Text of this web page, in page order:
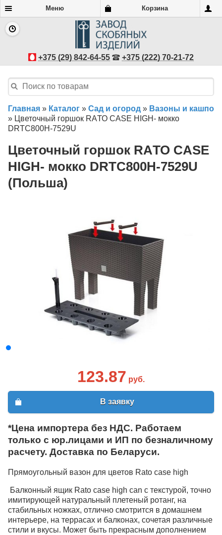
Меню Корзина
+375 (29) 842-64-55 +375 (222) 70-21-72
Главная » Каталог » Сад и огород » Вазоны и кашпо
» Цветочный горшок RAТО CASE НIGH- мокко
DRTC800H-7529U
Цветочный горшок RAТО CASE
НIGH- мокко DRTC800H-7529U
(Польша)
123.87 руб.
В заявку
*Цена импортера без НДС. Работаем
только с юр.лицами и ИП по безналичному
расчету. Доставка по Беларуси.
Прямоугольный вазон для цветов Rato case high
Балконный ящик Rato case high can с текстурой, точно
имитирующей натуральный плетеный ротанг, на
стабильных ножках, отлично смотрится в домашнем
интерьере, на террасах и балконах, сочетая различные
стили и вкусы. Может быть прекрасным дополнением